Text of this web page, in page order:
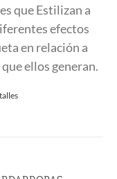
que Estilizan a
efectos
en relación a
ellos generan.